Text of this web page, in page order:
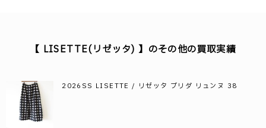
【 LISETTE(リゼッタ) 】のその他の買取実績
2026SS LISETTE / リゼッタ ブリダ リュンヌ 38